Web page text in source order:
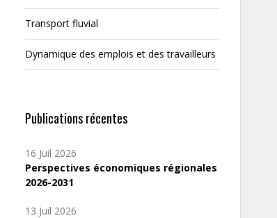
Transport fluvial
Dynamique des emplois et des travailleurs
Publications récentes
16 Juil 2026
Perspectives économiques régionales
2026-2031
13 Juil 2026